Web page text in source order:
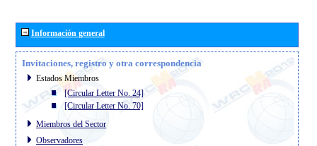
Información general
Invitaciones, registro y otra correspondencia
Estados Miembros
[Circular Letter No. 24]
[Circular Letter No. 70]
Miembros del Sector
Observadores